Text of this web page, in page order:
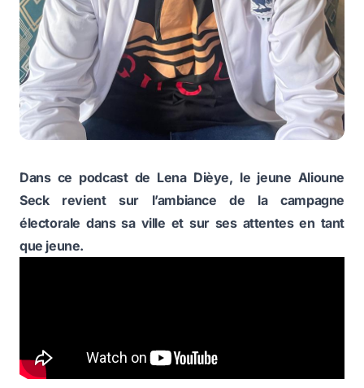
Dans ce podcast de Lena Dièye, le jeune Alioune
Seck revient sur l’ambiance de la campagne
électorale dans sa ville et sur ses attentes en tant
que jeune.